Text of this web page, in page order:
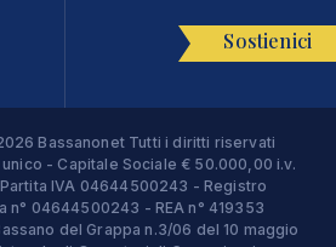
Sostienici
Bassanonet Tutti i diritti riservati
- Capitale Sociale € 50.000,00 i.v.
IVA 04644500243 - Registro
n° 04644500243 - REA n° 419353
del Grappa n.3/06 del 10 maggio